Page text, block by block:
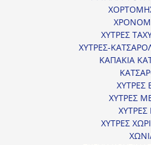
ΧΥΤΡΕΣ
ΧΥΤΡΕΣ-
ΚΑΠΑΚΙΑ
ΧΥΤΡΕΣ
ΧΥΤΡΕΣ
ΧΥΤΡΕΣ
ΧΥΤΡΕΣ